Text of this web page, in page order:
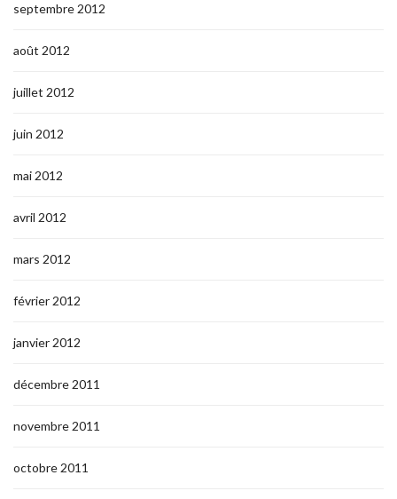
septembre 2012
août 2012
juillet 2012
juin 2012
mai 2012
avril 2012
mars 2012
février 2012
janvier 2012
décembre 2011
novembre 2011
octobre 2011